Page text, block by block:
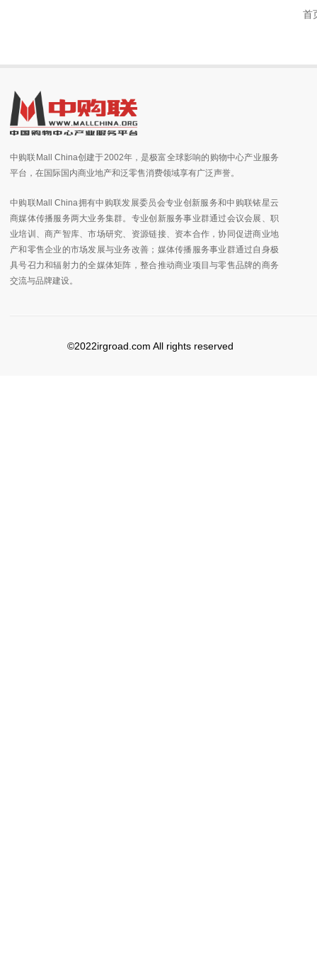
首
中购联Mall China创建于2002年，是极富全球影响的购物中心产业服务
平台，在国际国内商业地产和泛零售消费领域享有广泛声誉。
中购联Mall China拥有中购联发展委员会专业创新服务和中购联铱星云
商媒体传播服务两大业务集群。专业创新服务事业群通过会议会展、职
业培训、商产智库、市场研究、资源链接、资本合作，协同促进商业地
产和零售企业的市场发展与业务改善；媒体传播服务事业群通过自身极
具号召力和辐射力的全媒体矩阵，整合推动商业项目与零售品牌的商务
交流与品牌建设。
©2022irgroad.com All rights reserved